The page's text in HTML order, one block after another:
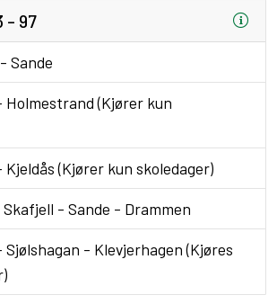
- 97
Sande
Holmestrand (Kjører kun
Kjeldås (Kjører kun skoledager)
- Sande - Drammen
Sjølshagan - Klevjerhagen (Kjøres